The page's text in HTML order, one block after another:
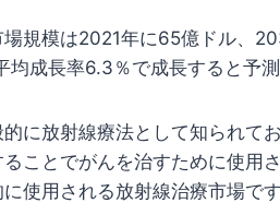
規模は2021年に65億ドル、
成長率6.3％で成長すると予測
に放射線療法として知られて
ことでがんを治すために使用
使用される放射線治療市場です